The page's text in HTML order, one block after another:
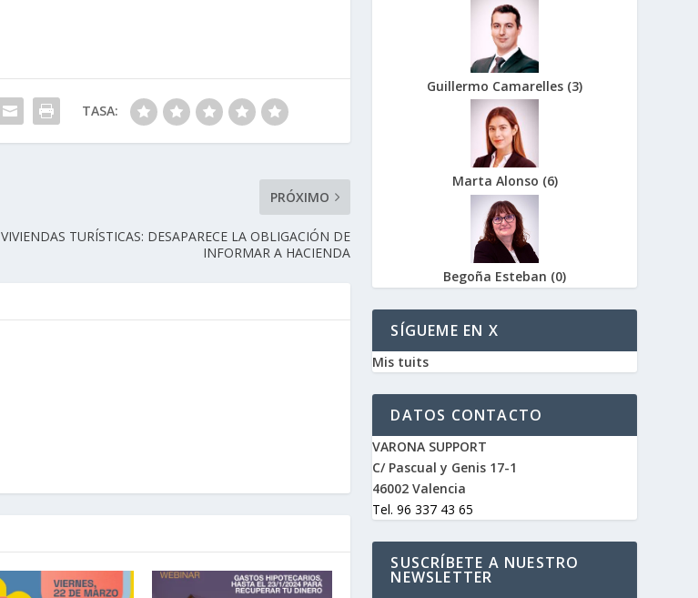
TASA:
PRÓXIMO
VIVIENDAS TURÍSTICAS: DESAPARECE LA OBLIGACIÓN DE
INFORMAR A HACIENDA
Guillermo Camarelles (3)
Marta Alonso (6)
Begoña Esteban (0)
SÍGUEME EN X
Mis tuits
DATOS CONTACTO
VARONA SUPPORT
C/ Pascual y Genis 17-1
46002 Valencia
Tel. 96 337 43 65
SUSCRÍBETE A NUESTRO
NEWSLETTER